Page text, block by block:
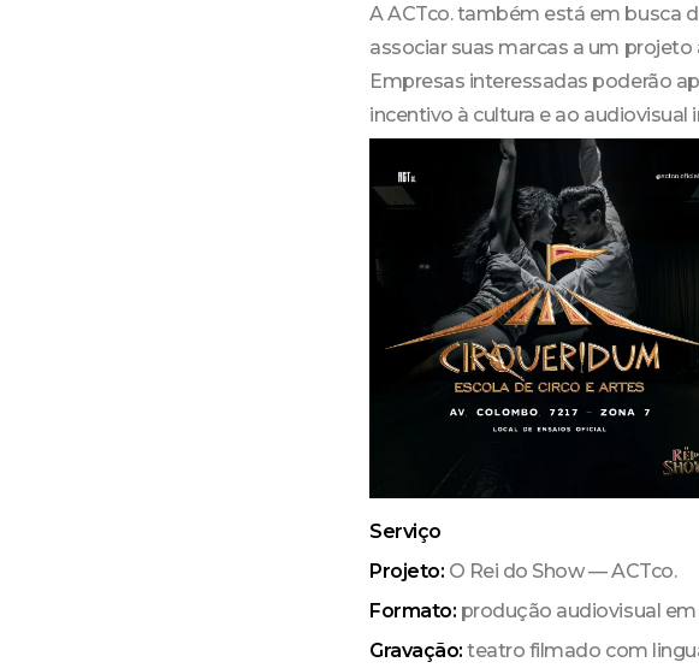
A ACTco. também está em busca
associar suas marcas a um
Empresas interessadas poderão
incentivo à cultura e ao
Serviço
Projeto: O Rei do Show — ACTco.
Formato: produção audiovisual
Gravação: teatro filmado com